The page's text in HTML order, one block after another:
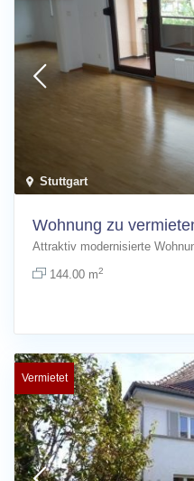
Stuttgart
Wohnung zu
Attraktiv modernisierte
144.00 m2
Vermietet